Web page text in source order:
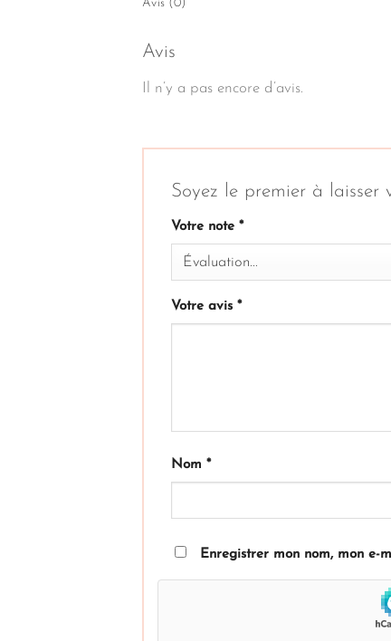
Avis (0)
Avis
Il n’y a pas encore d’avis.
Soyez le premier à laisser
Votre note *
Votre avis *
Nom *
Enregistrer mon nom, mon e-